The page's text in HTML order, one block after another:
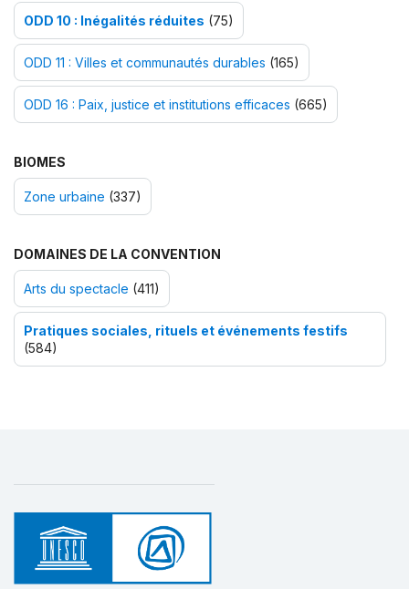
ODD 10 : Inégalités réduites (75)
ODD 11 : Villes et communautés durables (165)
ODD 16 : Paix, justice et institutions efficaces (665)
BIOMES
Zone urbaine (337)
DOMAINES DE LA CONVENTION
Arts du spectacle (411)
Pratiques sociales, rituels et événements festifs
(584)